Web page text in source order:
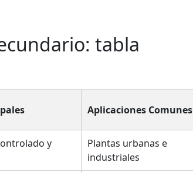
tabla
Aplicaciones Comunes
y
Plantas urbanas e
industriales